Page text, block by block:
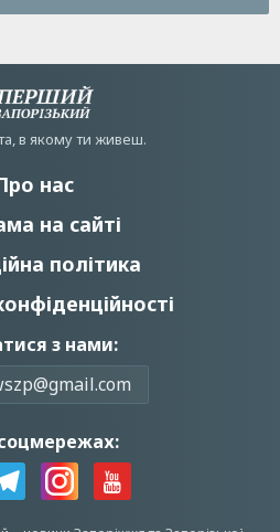
в якому ти живеш.
нас
на сайті
політика
з нами: